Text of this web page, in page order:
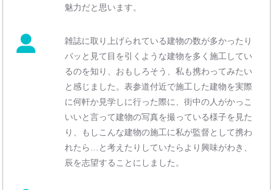
魅力だと思います。
雑誌に取り上げられている建物の数が多かったり
パッと見て目を引くような建物を多く施工してい
るのを知り、おもしろそう、私も携わってみたい
と感じました。表参道付近で施工した建物を実際
に何軒か見学しに行った際に、街中の人がかっこ
いいと言って建物の写真を撮っている様子を見た
り、もしこんな建物の施工に私が監督として携わ
れたら…と考えたりしていたらより興味がわき、
辰を志望することにしました。